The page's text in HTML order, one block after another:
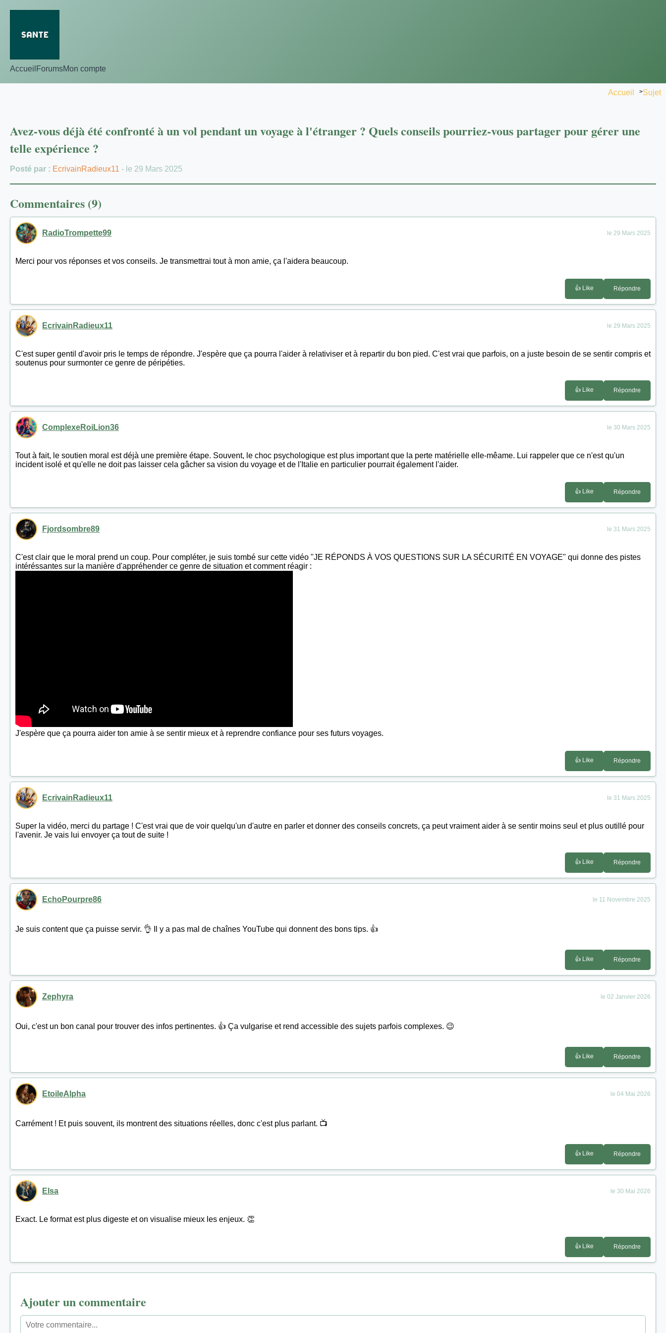
Accueil ForumsMon compte
Accueil >Sujet
Avez-vous déjà été confronté à un vol pendant un voyage à l'étranger ? Quels conseils pourriez-vous partager pour gérer une
telle expérience ?
Posté par : EcrivainRadieux11 - le 29 Mars 2025
Commentaires (9)
RadioTrompette99 le 29 Mars 2025
Merci pour vos réponses et vos conseils. Je transmettrai tout à mon amie, ça l'aidera beaucoup.
👍 Like Répondre
EcrivainRadieux11 le 29 Mars 2025
C'est super gentil d'avoir pris le temps de répondre. J'espère que ça pourra l'aider à relativiser et à repartir du bon pied. C'est vrai que parfois, on a juste besoin de se sentir compris et
soutenus pour surmonter ce genre de péripéties.
👍 Like Répondre
ComplexeRoiLion36 le 30 Mars 2025
Tout à fait, le soutien moral est déjà une première étape. Souvent, le choc psychologique est plus important que la perte matérielle elle-mêame. Lui rappeler que ce n'est qu'un
incident isolé et qu'elle ne doit pas laisser cela gâcher sa vision du voyage et de l'Italie en particulier pourrait également l'aider.
👍 Like Répondre
Fjordsombre89 le 31 Mars 2025
C'est clair que le moral prend un coup. Pour compléter, je suis tombé sur cette vidéo "JE RÉPONDS À VOS QUESTIONS SUR LA SÉCURITÉ EN VOYAGE" qui donne des pistes
intéréssantes sur la manière d'appréhender ce genre de situation et comment réagir :
J'espère que ça pourra aider ton amie à se sentir mieux et à reprendre confiance pour ses futurs voyages.
👍 Like Répondre
EcrivainRadieux11 le 31 Mars 2025
Super la vidéo, merci du partage ! C'est vrai que de voir quelqu'un d'autre en parler et donner des conseils concrets, ça peut vraiment aider à se sentir moins seul et plus outillé pour
l'avenir. Je vais lui envoyer ça tout de suite !
👍 Like Répondre
EchoPourpre86 le 11 Novembre 2025
Je suis content que ça puisse servir. 👌 Il y a pas mal de chaînes YouTube qui donnent des bons tips. 👍
👍 Like Répondre
Zephyra le 02 Janvier 2026
Oui, c'est un bon canal pour trouver des infos pertinentes. 👍 Ça vulgarise et rend accessible des sujets parfois complexes. 😉
👍 Like Répondre
EtoileAlpha le 04 Mai 2026
Carrément ! Et puis souvent, ils montrent des situations réelles, donc c'est plus parlant. 📺
👍 Like Répondre
Elsa le 30 Mai 2026
Exact. Le format est plus digeste et on visualise mieux les enjeux. 👏
👍 Like Répondre
Ajouter un commentaire